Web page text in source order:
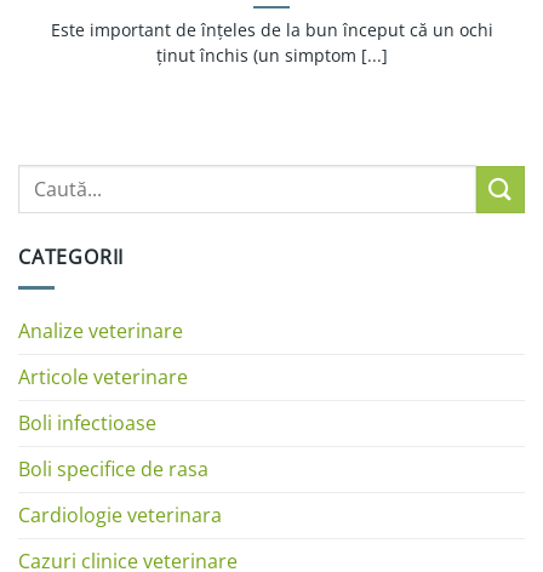
CATEGORII
Analize veterinare
Articole veterinare
Boli infectioase
Boli specifice de rasa
Cardiologie veterinara
Cazuri clinice veterinare
Este important de înțeles de la bun început că un ochi
ținut închis (un simptom [...]